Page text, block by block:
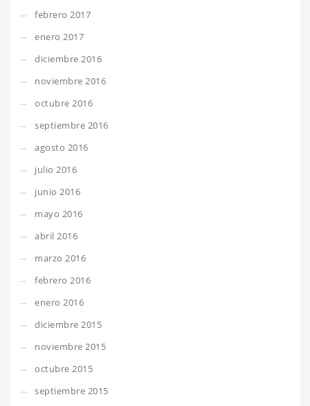
febrero 2017
enero 2017
diciembre 2016
noviembre 2016
octubre 2016
septiembre 2016
agosto 2016
julio 2016
junio 2016
mayo 2016
abril 2016
marzo 2016
febrero 2016
enero 2016
diciembre 2015
noviembre 2015
octubre 2015
septiembre 2015